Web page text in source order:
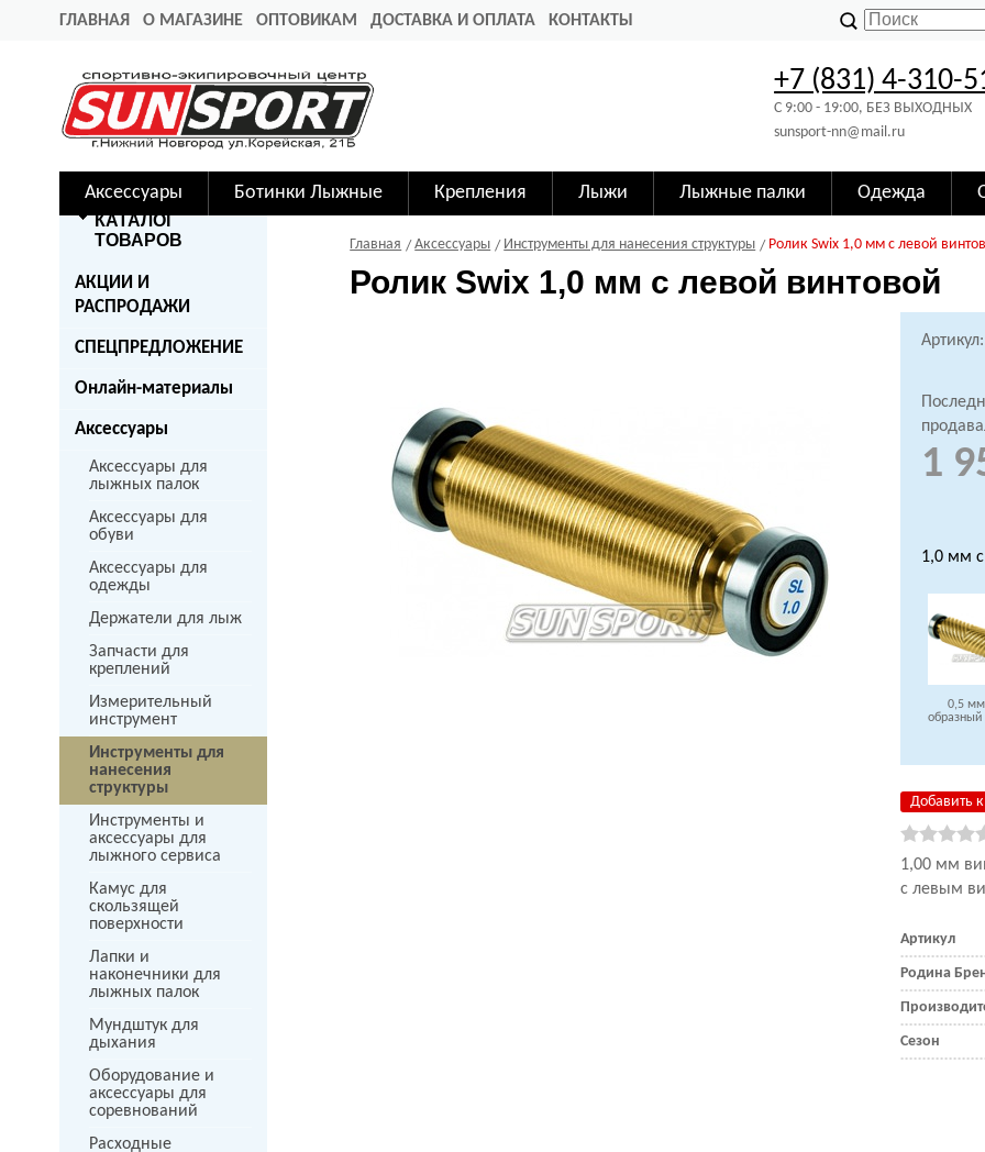
ГЛАВНАЯ О МАГАЗИНЕ ОПТОВИКАМ ДОСТАВКА И ОПЛАТА КОНТАКТЫ
+7 (831) 4-310-
C 9:00 - 19:00, БЕЗ ВЫХОДНЫХ
sunsport-nn@mail.ru
Аксессуары Ботинки Лыжные Крепления Лыжи Лыжные палки Одежда
КАТАЛОГ
ТОВАРОВ
АКЦИИ И
РАСПРОДАЖИ
СПЕЦПРЕДЛОЖЕНИЕ
Онлайн-материалы
Аксессуары
Аксессуары для
лыжных палок
Аксессуары для
обуви
Аксессуары для
одежды
Держатели для лыж
Запчасти для
креплений
Измерительный
инструмент
Инструменты для
нанесения
структуры
Инструменты и
аксессуары для
лыжного сервиса
Камус для
скользящей
поверхности
Лапки и
наконечники для
лыжных палок
Мундштук для
дыхания
Оборудование и
аксессуары для
соревнований
Расходные
Главная Аксессуары Инструменты для нанесения структуры Ролик Swix 1,0 мм с левой
Ролик Swix 1,0 мм с левой винтовой
1
1,0 мм
0,5 мм
образный
Добавить
1,00 мм
с левым
Артикул
Родина
Сезон